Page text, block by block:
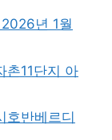
년 1월
촌11단지 아
호반베르디